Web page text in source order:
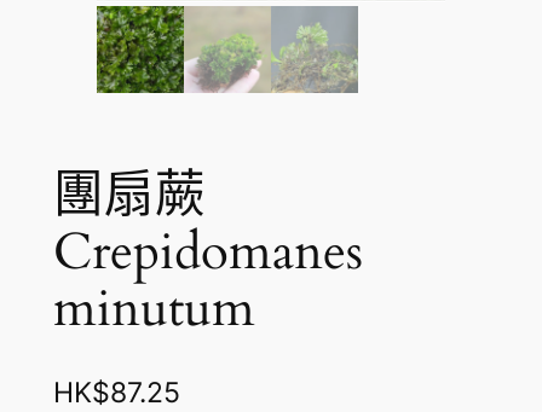
團扇蕨
Crepidomanes
minutum
HK$87.25